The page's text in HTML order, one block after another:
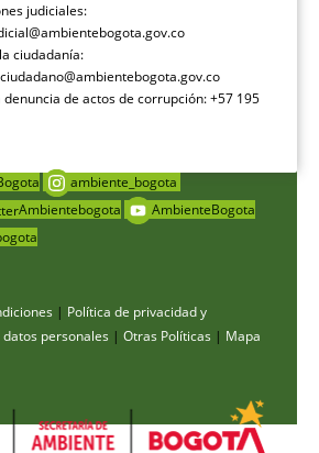
judiciales:
ciudadanía:
denuncia de actos de corrupción: +57 195
ambiente_bogota
Ambientebogota
AmbienteBogota
| Política de privacidad y
personales | Otras Políticas | Mapa